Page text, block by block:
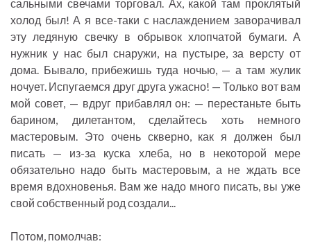
сальными свечами торговал. Ах, какой там проклятый
холод был! А я все-таки с наслаждением заворачивал
эту ледяную свечку в обрывок хлопчатой бумаги. А
нужник у нас был снаружи, на пустыре, за версту от
дома. Бывало, прибежишь туда ночью, — а там жулик
ночует. Испугаемся друг друга ужасно! — Только вот вам
мой совет, — вдруг прибавлял он: — перестаньте быть
барином, дилетантом, сделайтесь хоть немного
мастеровым. Это очень скверно, как я должен был
писать — из-за куска хлеба, но в некоторой мере
обязательно надо быть мастеровым, а не ждать все
время вдохновенья. Вам же надо много писать, вы уже
свой собственный род создали...
Потом, помолчав: